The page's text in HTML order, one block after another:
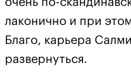
очень по-
лаконично и при
Благо, карьера
развернуться.